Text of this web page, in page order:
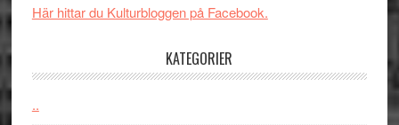
Jackie
Vem
Här hittar du Kulturbloggen på Facebook.
KATEGORIER
..